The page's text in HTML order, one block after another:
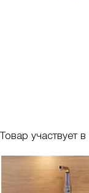
Товар участвует в